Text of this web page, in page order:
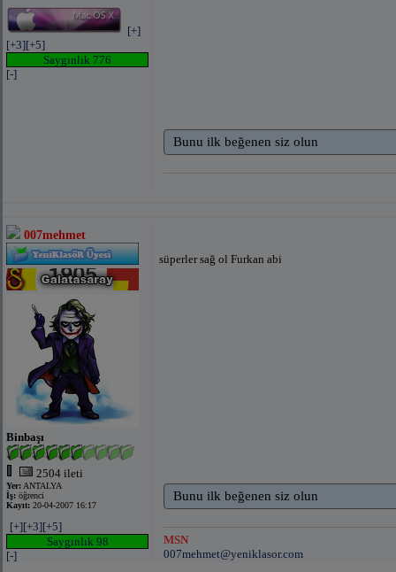
[+]
[+3][+5]
Saygınlık 776
[-]
Bunu ilk beğenen siz olun
007mehmet
Binbaşı
2504 ileti
Yer: ANTALYA
İş: öğrenci
Kayıt: 20-04-2007 16:17
[+][+3][+5]
Saygınlık 98
[-]
süperler sağ ol Furkan abi
Bunu ilk beğenen siz olun
MSN
007mehmet@yeniklasor.com